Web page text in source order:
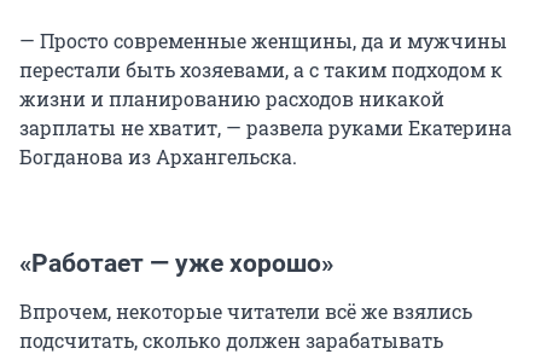
— Просто современные женщины, да и мужчины
перестали быть хозяевами, а с таким подходом к
жизни и планированию расходов никакой
зарплаты не хватит, — развела руками Екатерина
Богданова из Архангельска.
«Работает — уже хорошо»
Впрочем, некоторые читатели всё же взялись
подсчитать, сколько должен зарабатывать